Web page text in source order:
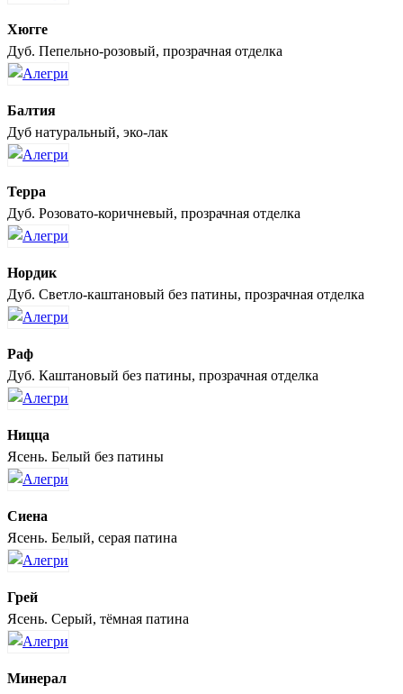
Хюгге
Дуб. Пепельно-розовый, прозрачная отделка
Балтия
Дуб натуральный, эко-лак
Терра
Дуб. Розовато-коричневый, прозрачная отделка
Нордик
Дуб. Светло-каштановый без патины, прозрачная отделка
Раф
Дуб. Каштановый без патины, прозрачная отделка
Ницца
Ясень. Белый без патины
Сиена
Ясень. Белый, серая патина
Грей
Ясень. Серый, тёмная патина
Минерал